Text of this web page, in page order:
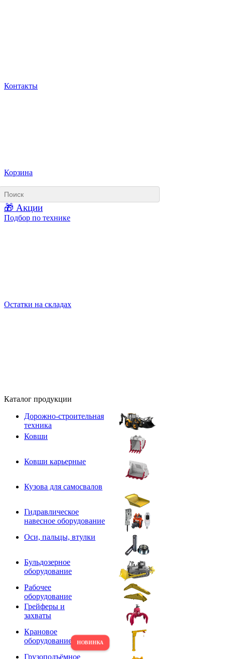
Контакты
Корзина
🎁 Акции
Подбор по технике
Остатки на складах
Каталог продукции
Дорожно-строительная
техника
Ковши
Ковши карьерные
Кузова для самосвалов
Гидравлическое
навесное оборудование
Оси, пальцы, втулки
Бульдозерное
оборудование
Рабочее
оборудование
Грейферы и
захваты
Крановое
оборудование
Грузоподъёмное